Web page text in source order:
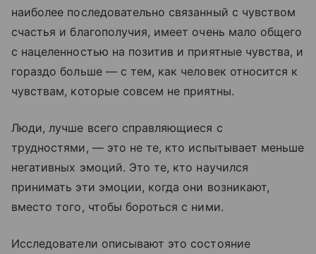
наиболее последовательно связанный с чувством
счастья и благополучия, имеет очень мало общего
с нацеленностью на позитив и приятные чувства, и
гораздо больше — с тем, как человек относится к
чувствам, которые совсем не приятны.
Люди, лучше всего справляющиеся с
трудностями, — это не те, кто испытывает меньше
негативных эмоций. Это те, кто научился
принимать эти эмоции, когда они возникают,
вместо того, чтобы бороться с ними.
Исследователи описывают это состояние